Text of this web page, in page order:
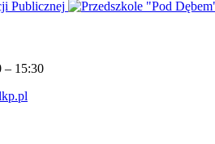
– 15:30